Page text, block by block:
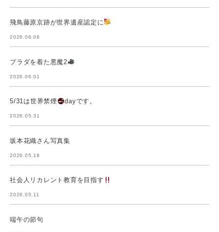
飛鳥藤原京跡が世界遺産認定に
2026.06.08
プラダを着た悪魔2
2026.06.01
5/31は世界禁煙 dayです。
2026.05.31
坂本花織さん写真集
2026.05.18
社会人リカレント教育を目指す
2026.05.11
端午の節句